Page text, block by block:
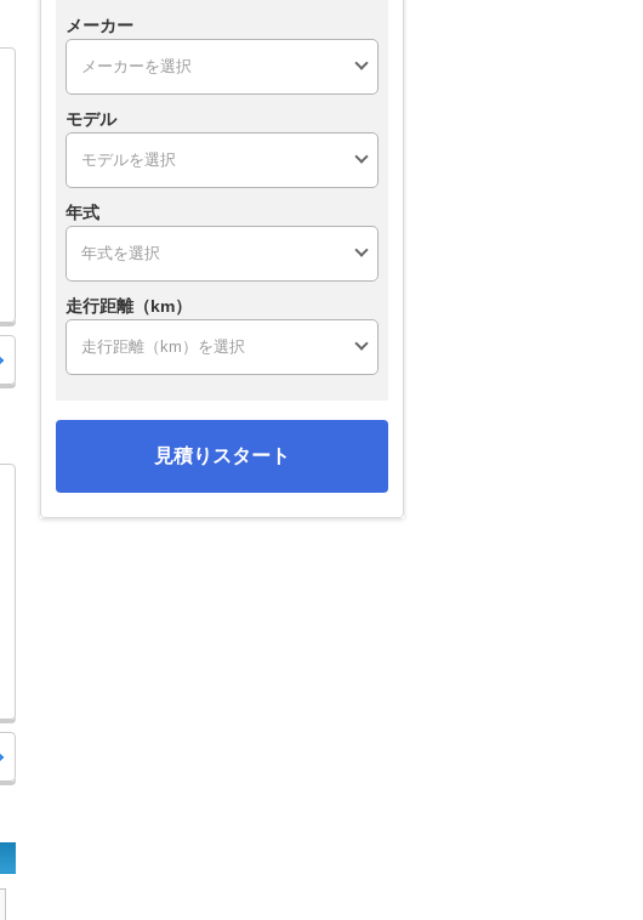
メーカー
モデル
年式
走行距離（km）
見積りスタート